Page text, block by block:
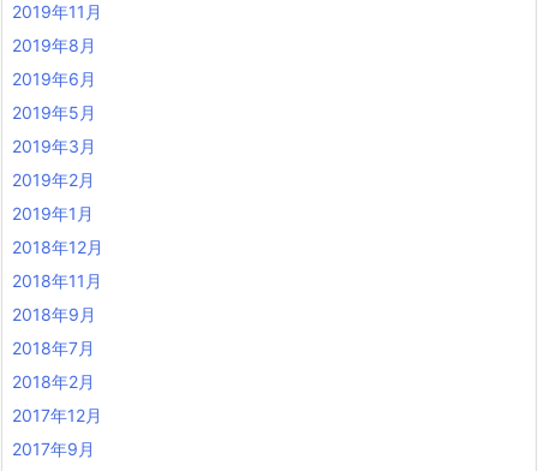
2019年11月
2019年8月
2019年6月
2019年5月
2019年3月
2019年2月
2019年1月
2018年12月
2018年11月
2018年9月
2018年7月
2018年2月
2017年12月
2017年9月